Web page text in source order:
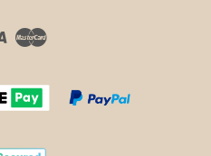
Visa Master